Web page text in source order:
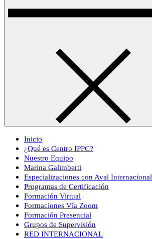
Inicio
¿Qué es Centro IPPC?
Nuestro Equipo
Marina Galimberti
Especializaciones con Aval Internacional
Programas de Certificación
Formación Virtual
Formaciones Vía Zoom
Formación Presencial
Grupos de Supervisión
RED INTERNACIONAL